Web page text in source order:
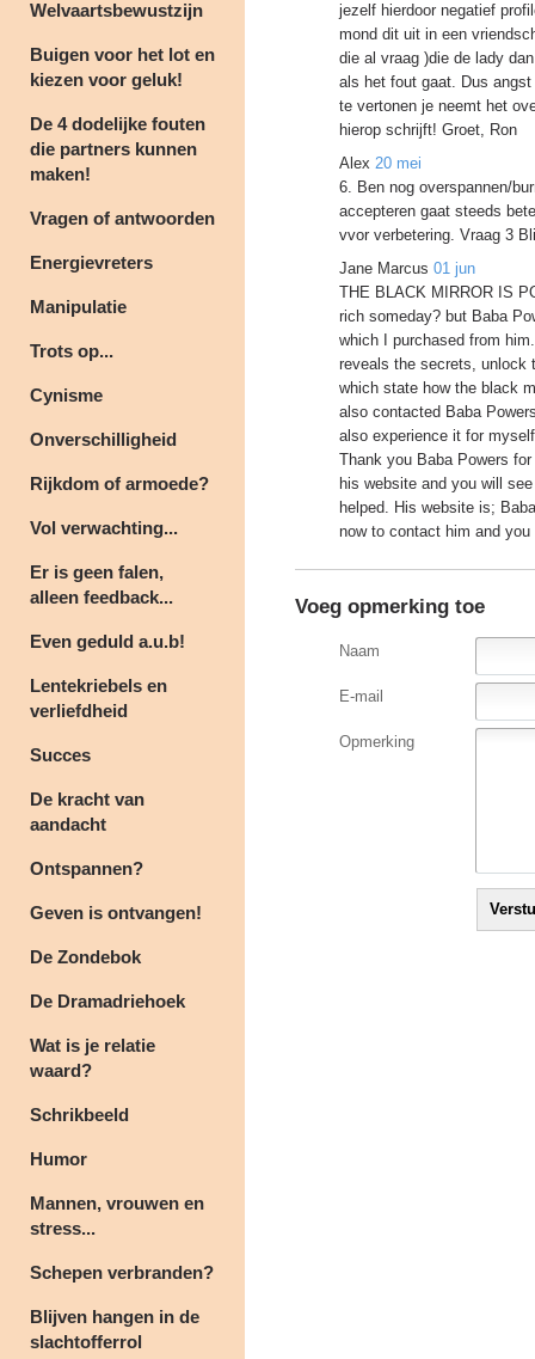
Welvaartsbewustzijn
Buigen voor het lot en
kiezen voor geluk!
De 4 dodelijke fouten
die partners kunnen
maken!
Vragen of antwoorden
Energievreters
Manipulatie
Trots op...
Cynisme
Onverschilligheid
Rijkdom of armoede?
Vol verwachting...
Er is geen falen,
alleen feedback...
Even geduld a.u.b!
Lentekriebels en
verliefdheid
Succes
De kracht van
aandacht
Ontspannen?
Geven is ontvangen!
De Zondebok
De Dramadriehoek
Wat is je relatie
waard?
Schrikbeeld
Humor
Mannen, vrouwen en
stress...
Schepen verbranden?
Blijven hangen in de
slachtofferrol
jezelf hierdoor negatief
mond dit uit in een
die al vraag )die de lady
als het fout gaat. Dus
te vertonen je neemt het
hierop schrijft! Groet, Ron
Alex 20 mei
6. Ben nog overspannen/
accepteren gaat steeds
vvor verbetering. Vraag 3
Jane Marcus 01 jun
THE BLACK MIRROR IS
rich someday? but Baba
which I purchased from
reveals the secrets, unlock
which state how the black
also contacted Baba
also experience it for
Thank you Baba Powers
his website and you will
helped. His website is;
now to contact him and
Voeg opmerking toe
Naam
E-mail
Opmerking